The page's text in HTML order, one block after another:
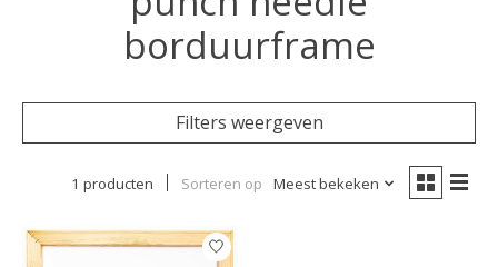
borduurframe
Filters weergeven
1 producten Sorteren op Meest bekeken